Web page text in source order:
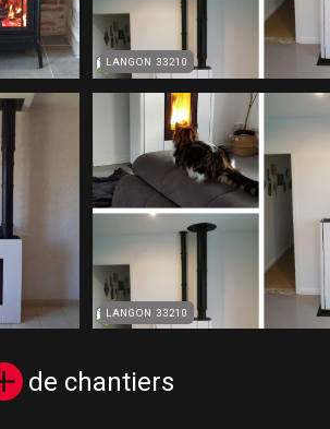
LANGON 33210
À
-
Installation
À Granulés
LANGON 33210
de chantiers